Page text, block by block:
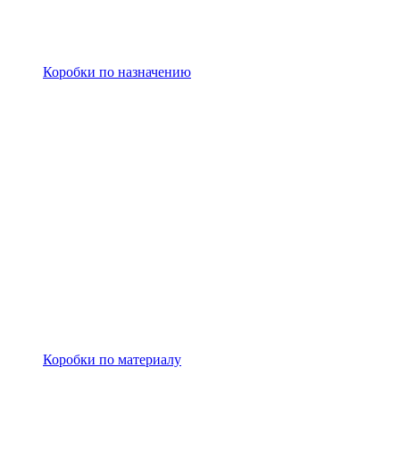
Коробки по назначению
Коробки по материалу